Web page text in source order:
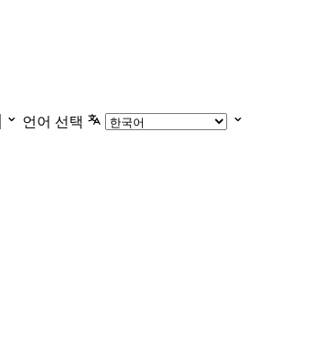
언어 선택